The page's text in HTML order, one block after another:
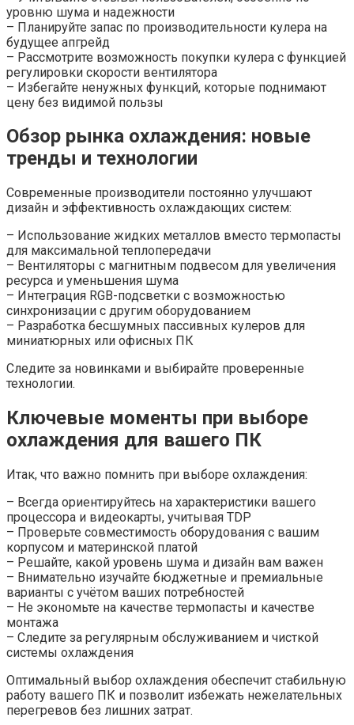
уровню шума и надежности
– Планируйте запас по производительности кулера на
будущее апгрейд
– Рассмотрите возможность покупки кулера с функцией
регулировки скорости вентилятора
– Избегайте ненужных функций, которые поднимают
цену без видимой пользы
Обзор рынка охлаждения: новые
тренды и технологии
Современные производители постоянно улучшают
дизайн и эффективность охлаждающих систем:
– Использование жидких металлов вместо термопасты
для максимальной теплопередачи
– Вентиляторы с магнитным подвесом для увеличения
ресурса и уменьшения шума
– Интеграция RGB-подсветки с возможностью
синхронизации с другим оборудованием
– Разработка бесшумных пассивных кулеров для
миниатюрных или офисных ПК
Следите за новинками и выбирайте проверенные
технологии.
Ключевые моменты при выборе
охлаждения для вашего ПК
Итак, что важно помнить при выборе охлаждения:
– Всегда ориентируйтесь на характеристики вашего
процессора и видеокарты, учитывая TDP
– Проверьте совместимость оборудования с вашим
корпусом и материнской платой
– Решайте, какой уровень шума и дизайн вам важен
– Внимательно изучайте бюджетные и премиальные
варианты с учётом ваших потребностей
– Не экономьте на качестве термопасты и качестве
монтажа
– Следите за регулярным обслуживанием и чисткой
системы охлаждения
Оптимальный выбор охлаждения обеспечит стабильную
работу вашего ПК и позволит избежать нежелательных
перегревов без лишних затрат.